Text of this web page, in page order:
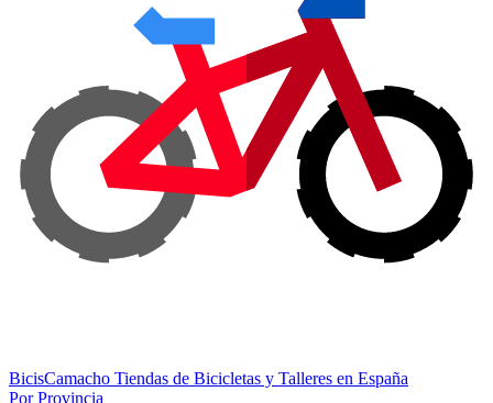
BicisCamacho Tiendas de Bicicletas y Talleres en España
Por Provincia